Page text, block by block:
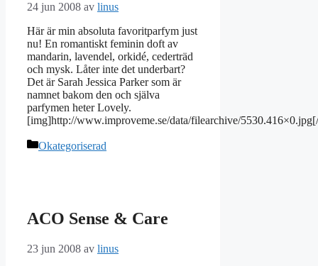
24 jun 2008 av linus
Här är min absoluta favoritparfym just
nu! En romantiskt feminin doft av
mandarin, lavendel, orkidé, cederträd
och mysk. Låter inte det underbart?
Det är Sarah Jessica Parker som är
namnet bakom den och själva
parfymen heter Lovely.
[img]http://www.improveme.se/data/filearchive/
Kategorier
Okategoriserad
ACO Sense & Care
23 jun 2008 av linus